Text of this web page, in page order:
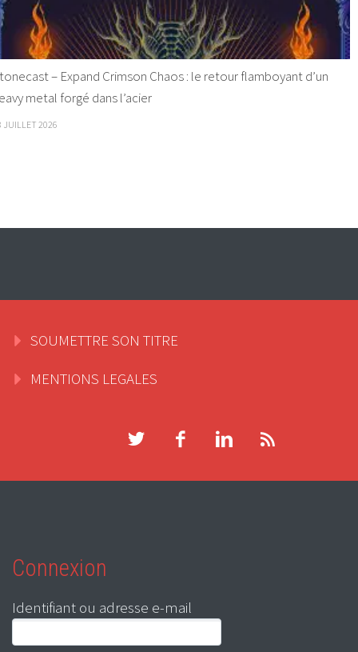
– Expand Crimson Chaos : le retour flamboyant d’un
metal forgé dans l’acier
JUILLET 2026
SOUMETTRE SON TITRE
MENTIONS LEGALES
Connexion
Identifiant ou adresse e-mail